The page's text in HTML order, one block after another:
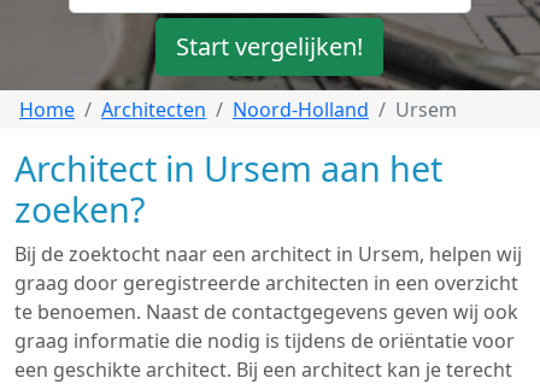
Start vergelijken!
Home Architecten Noord-Holland Ursem
Architect in Ursem aan het
zoeken?
Bij de zoektocht naar een architect in Ursem, helpen wij
graag door geregistreerde architecten in een overzicht
te benoemen. Naast de contactgegevens geven wij ook
graag informatie die nodig is tijdens de oriëntatie voor
een geschikte architect. Bij een architect kan je terecht